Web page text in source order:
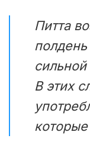
Питта
В этих